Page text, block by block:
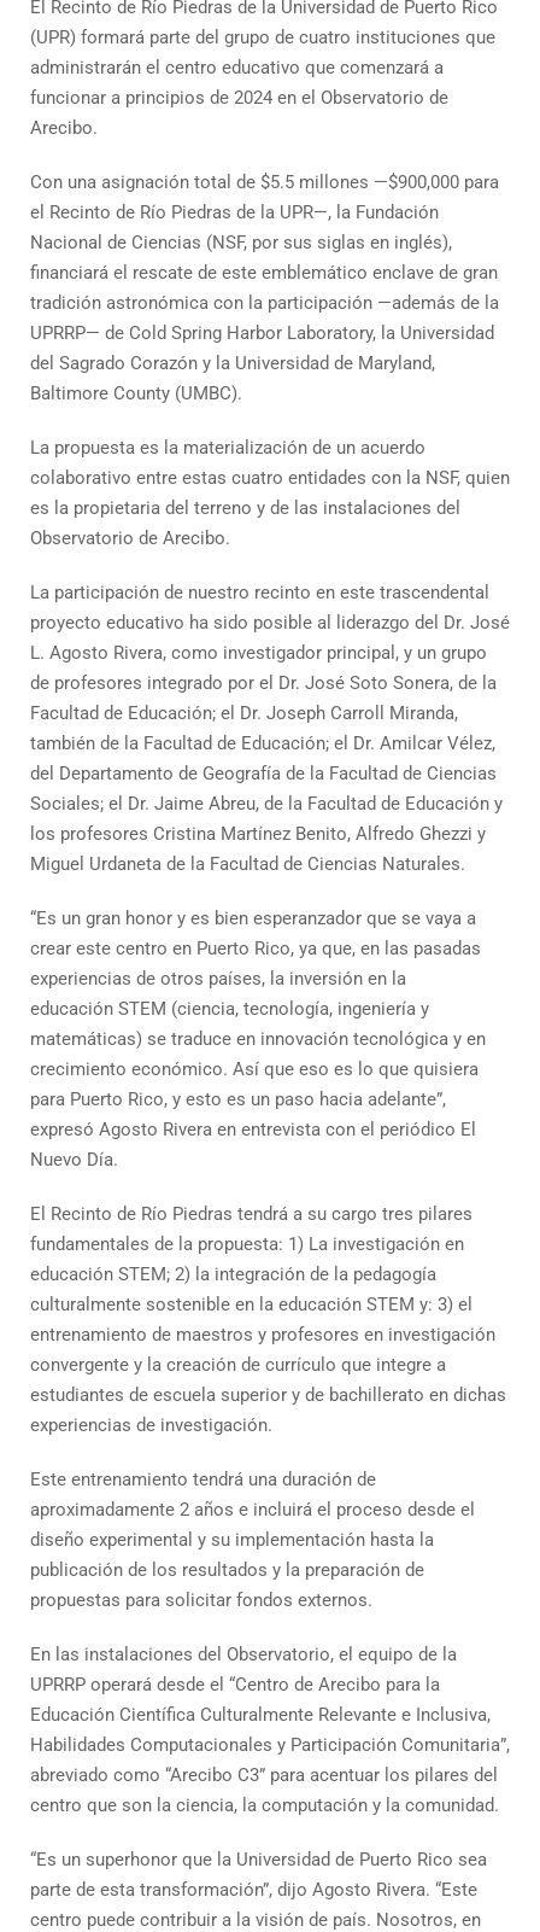
El Recinto de Río Piedras de la Universidad de Puerto Rico
(UPR) formará parte del grupo de cuatro instituciones que
administrarán el centro educativo que comenzará a
funcionar a principios de 2024 en el Observatorio de
Arecibo.
Con una asignación total de $5.5 millones —$900,000 para
el Recinto de Río Piedras de la UPR—, la Fundación
Nacional de Ciencias (NSF, por sus siglas en inglés),
financiará el rescate de este emblemático enclave de gran
tradición astronómica con la participación —además de la
UPRRP— de Cold Spring Harbor Laboratory, la Universidad
del Sagrado Corazón y la Universidad de Maryland,
Baltimore County (UMBC).
La propuesta es la materialización de un acuerdo
colaborativo entre estas cuatro entidades con la NSF, quien
es la propietaria del terreno y de las instalaciones del
Observatorio de Arecibo.
La participación de nuestro recinto en este trascendental
proyecto educativo ha sido posible al liderazgo del Dr. José
L. Agosto Rivera, como investigador principal, y un grupo
de profesores integrado por el Dr. José Soto Sonera, de la
Facultad de Educación; el Dr. Joseph Carroll Miranda,
también de la Facultad de Educación; el Dr. Amilcar Vélez,
del Departamento de Geografía de la Facultad de Ciencias
Sociales; el Dr. Jaime Abreu, de la Facultad de Educación y
los profesores Cristina Martínez Benito, Alfredo Ghezzi y
Miguel Urdaneta de la Facultad de Ciencias Naturales.
“Es un gran honor y es bien esperanzador que se vaya a
crear este centro en Puerto Rico, ya que, en las pasadas
experiencias de otros países, la inversión en la
educación STEM (ciencia, tecnología, ingeniería y
matemáticas) se traduce en innovación tecnológica y en
crecimiento económico. Así que eso es lo que quisiera
para Puerto Rico, y esto es un paso hacia adelante”,
expresó Agosto Rivera en entrevista con el periódico El
Nuevo Día.
El Recinto de Río Piedras tendrá a su cargo tres pilares
fundamentales de la propuesta: 1) La investigación en
educación STEM; 2) la integración de la pedagogía
culturalmente sostenible en la educación STEM y: 3) el
entrenamiento de maestros y profesores en investigación
convergente y la creación de currículo que integre a
estudiantes de escuela superior y de bachillerato en dichas
experiencias de investigación.
Este entrenamiento tendrá una duración de
aproximadamente 2 años e incluirá el proceso desde el
diseño experimental y su implementación hasta la
publicación de los resultados y la preparación de
propuestas para solicitar fondos externos.
En las instalaciones del Observatorio, el equipo de la
UPRRP operará desde el “Centro de Arecibo para la
Educación Científica Culturalmente Relevante e Inclusiva,
Habilidades Computacionales y Participación Comunitaria”,
abreviado como “Arecibo C3” para acentuar los pilares del
centro que son la ciencia, la computación y la comunidad.
“Es un superhonor que la Universidad de Puerto Rico sea
parte de esta transformación”, dijo Agosto Rivera. “Este
centro puede contribuir a la visión de país. Nosotros, en